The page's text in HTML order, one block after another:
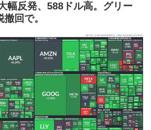
幅反発、588ドル高。グリー
回で。